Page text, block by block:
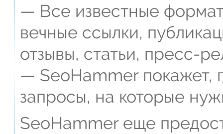
— Все известные
вечные ссылки,
отзывы, статьи, пресс-
— SeoHammer покажет,
запросы, на которые
SeoHammer еще